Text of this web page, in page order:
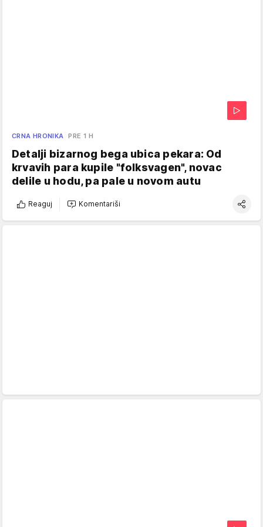
CRNA HRONIKA PRE 1 H
Detalji bizarnog bega ubica pekara: Od
krvavih para kupile "folksvagen", novac
delile u hodu, pa pale u novom autu
Reaguj Komentariši